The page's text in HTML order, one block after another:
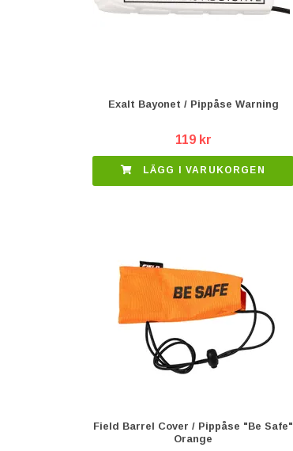
Exalt Bayonet / Pippåse Warning
119 kr
LÄGG I VARUKORGEN
Field Barrel Cover / Pippåse "Be Safe"
Orange